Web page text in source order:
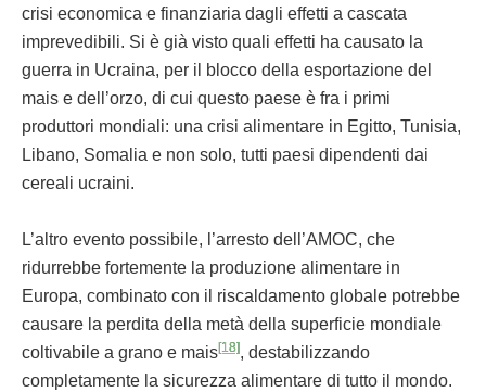
crisi economica e finanziaria dagli effetti a cascata
imprevedibili. Si è già visto quali effetti ha causato la
guerra in Ucraina, per il blocco della esportazione del
mais e dell’orzo, di cui questo paese è fra i primi
produttori mondiali: una crisi alimentare in Egitto, Tunisia,
Libano, Somalia e non solo, tutti paesi dipendenti dai
cereali ucraini.
L’altro evento possibile, l’arresto dell’AMOC, che
ridurrebbe fortemente la produzione alimentare in
Europa, combinato con il riscaldamento globale potrebbe
causare la perdita della metà della superficie mondiale
coltivabile a grano e mais[18] , destabilizzando
completamente la sicurezza alimentare di tutto il mondo.